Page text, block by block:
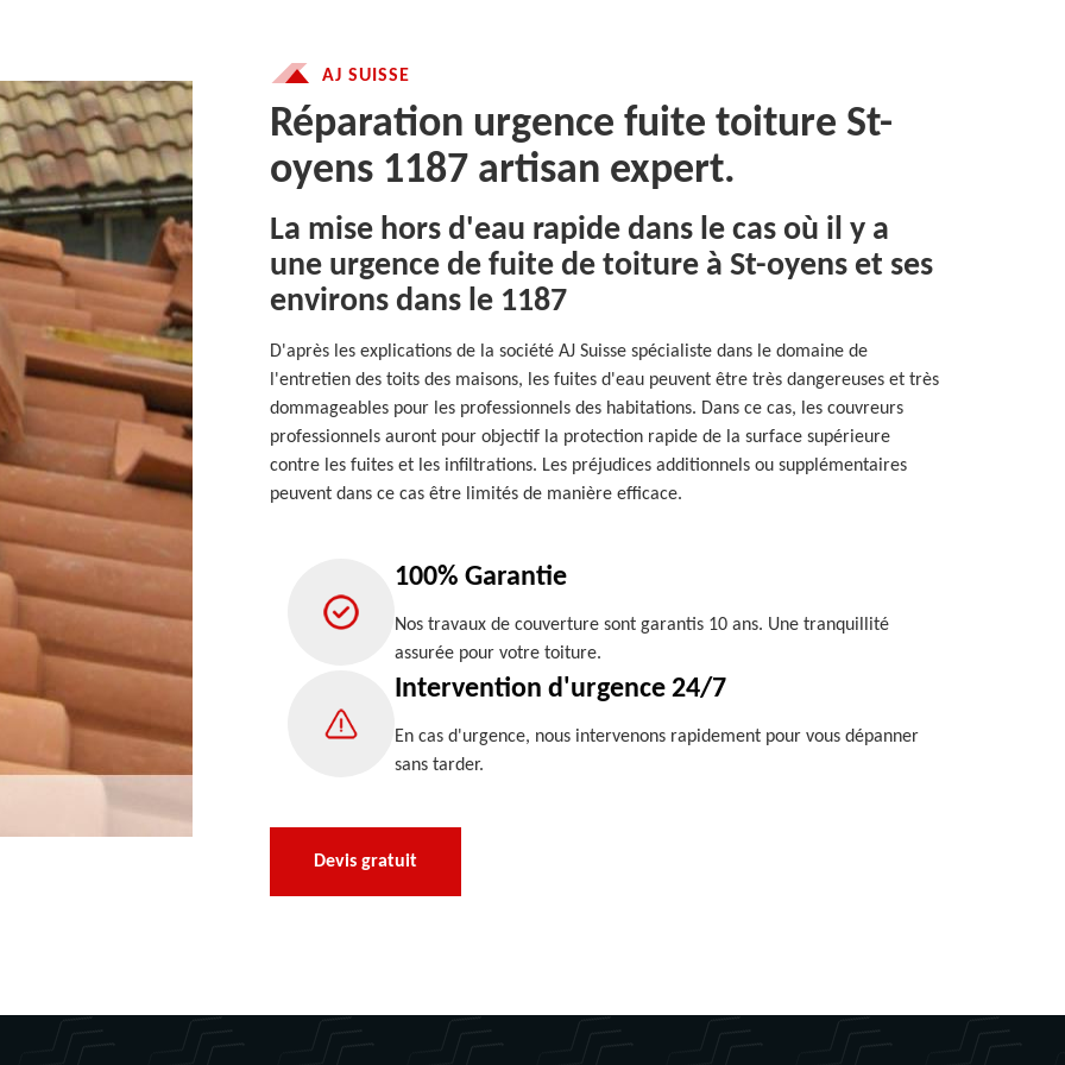
AJ SUISSE
Réparation urgence fuite toiture St-
oyens 1187 artisan expert.
La mise hors d'eau rapide dans le cas où il y a
une urgence de fuite de toiture à St-oyens et ses
environs dans le 1187
D'après les explications de la société AJ Suisse spécialiste dans le domaine de
l'entretien des toits des maisons, les fuites d'eau peuvent être très dangereuses et très
dommageables pour les professionnels des habitations. Dans ce cas, les couvreurs
professionnels auront pour objectif la protection rapide de la surface supérieure
contre les fuites et les infiltrations. Les préjudices additionnels ou supplémentaires
peuvent dans ce cas être limités de manière efficace.
100% Garantie
Nos travaux de couverture sont garantis 10 ans. Une tranquillité
assurée pour votre toiture.
Intervention d'urgence 24/7
En cas d'urgence, nous intervenons rapidement pour vous dépanner
sans tarder.
Devis gratuit